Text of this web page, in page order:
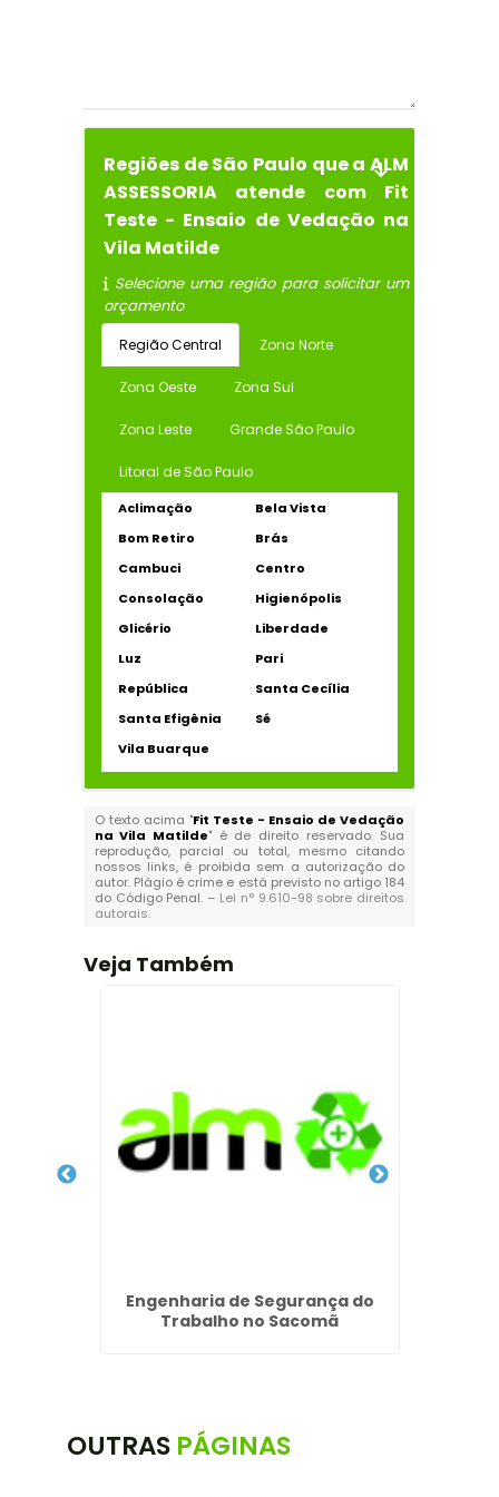
Regiões de São Paulo que a ALM
ASSESSORIA atende com Fit
Teste - Ensaio de Vedação na
Vila Matilde
Selecione uma região para solicitar um
orçamento
Região Central Zona Norte
Zona Oeste Zona Sul
Zona Leste Grande São Paulo
Litoral de São Paulo
Aclimação
Bela Vista
Bom Retiro
Brás
Cambuci
Centro
Consolação
Higienópolis
Glicério
Liberdade
Luz
Pari
República
Santa Cecília
Santa Efigênia
Sé
Vila Buarque
O texto acima "Fit Teste - Ensaio de Vedação
na Vila Matilde" é de direito reservado. Sua
reprodução, parcial ou total, mesmo citando
nossos links, é proibida sem a autorização do
autor. Plágio é crime e está previsto no artigo 184
do Código Penal. – Lei n° 9.610-98 sobre direitos
autorais.
Veja Também
Engenharia de Segurança do
Trabalho no Sacomã
OUTRAS PÁGINAS